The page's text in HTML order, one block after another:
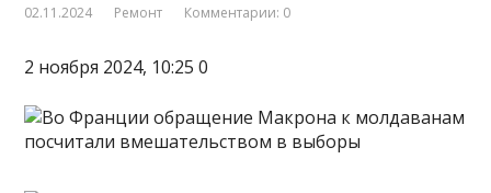
02.11.2024 Ремонт Комментарии: 0
2 ноября 2024, 10:25 0